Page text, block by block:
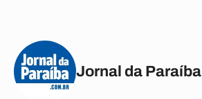
Jornal da Paraíba